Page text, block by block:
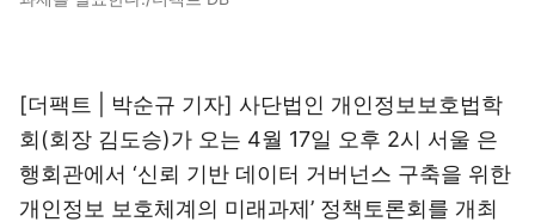
[더팩트 | 박순규 기자] 사단법인 개인정보보호법학
회(회장 김도승)가 오는 4월 17일 오후 2시 서울 은
행회관에서 ‘신뢰 기반 데이터 거버넌스 구축을 위한
개인정보 보호체계의 미래과제’ 정책토론회를 개최